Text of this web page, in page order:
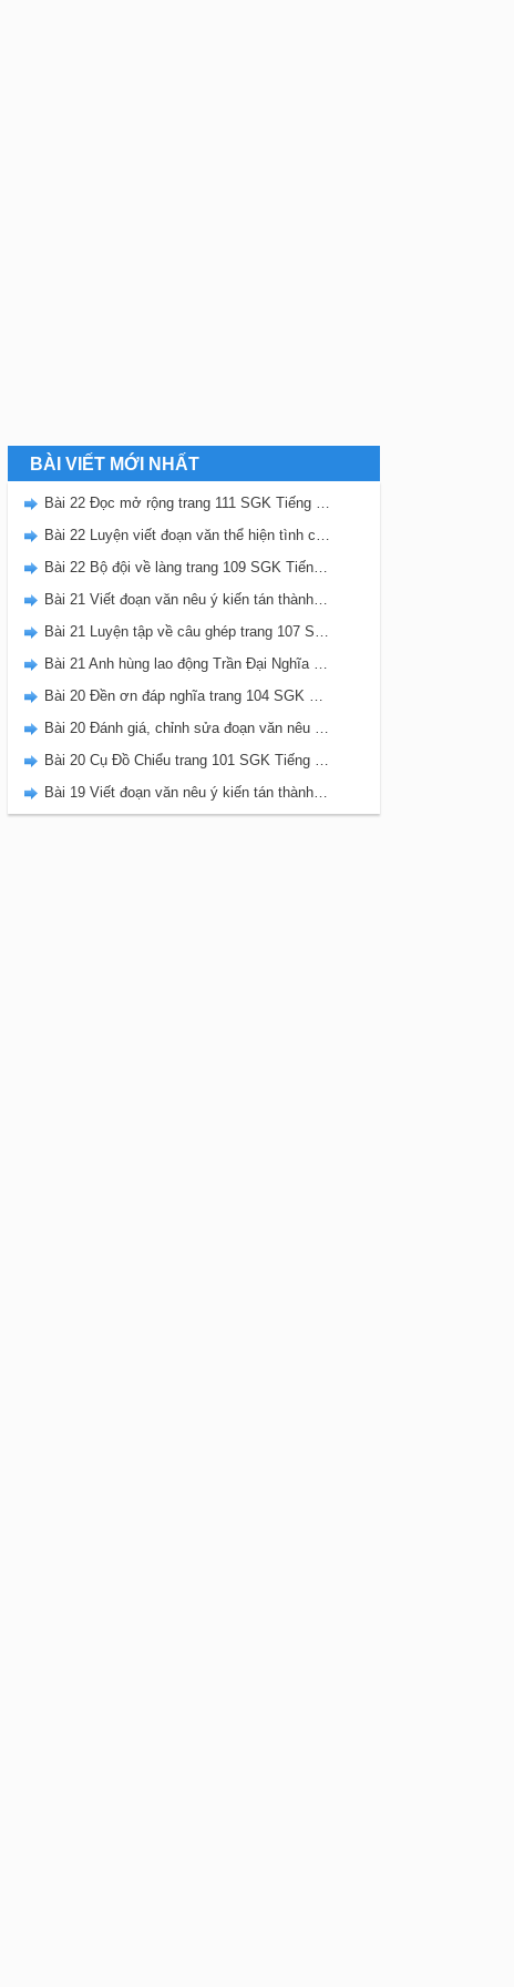
BÀI VIẾT MỚI NHẤT
Bài 22 Đọc mở rộng trang 111 SGK Tiếng Việt 5 Kết nối tri thức tập 2
Bài 22 Luyện viết đoạn văn thể hiện tình cảm, cảm xúc về một sự việc trang 111 SGK Tiếng Việt 5 Kết nối tri thức tập 2
Bài 22 Bộ đội về làng trang 109 SGK Tiếng Việt 5 Kết nối tri thức tập 2
Bài 21 Viết đoạn văn nêu ý kiến tán thành một sự việc, hiện tượng (Bài viết số 2) trang 108 SGK Tiếng Việt 5 Kết nối tri thức tập 2
Bài 21 Luyện tập về câu ghép trang 107 SGK Tiếng Việt 5 Kết nối tri thức tập 2
Bài 21 Anh hùng lao động Trần Đại Nghĩa trang 106 SGK Tiếng Việt 5 Kết nối tri thức tập 2
Bài 20 Đền ơn đáp nghĩa trang 104 SGK Tiếng Việt 5 Kết nối tri thức tập 2
Bài 20 Đánh giá, chỉnh sửa đoạn văn nêu ý kiến tán thành một sự vật, hiện tượng trang 103 SGK Tiếng Việt 5 Kết nối tri thức tập 2
Bài 20 Cụ Đồ Chiểu trang 101 SGK Tiếng Việt 5 Kết nối tri thức tập 2
Bài 19 Viết đoạn văn nêu ý kiến tán thành một sự việc, hiện tượng (Bài viết số 1) trang 100 SGK Tiếng Việt 5 Kết nối tri thức tập 2